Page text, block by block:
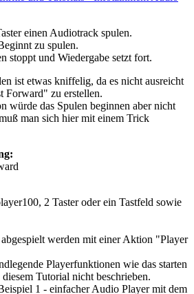
einen Audiotrack spulen.
zu spulen.
stoppt und Wiedergabe setzt fort.
ist etwas kniffelig, da es nicht ausreicht
Forward" zu erstellen.
würde das Spulen beginnen aber nicht
man sich hier mit einem Trick
2 Taster oder ein Tastfeld sowie
werden mit einer Aktion "Player
Playerfunktionen wie das starten
Tutorial nicht beschrieben.
1 - einfacher Audio Player mit dem